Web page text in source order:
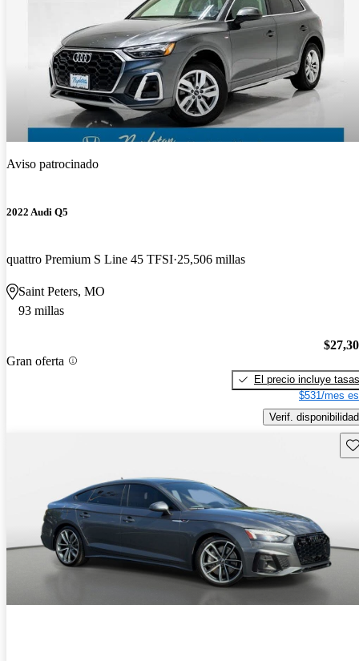
Aviso patrocinado
2022 Audi Q5
quattro Premium S Line 45 TFSI 25,506 millas
Saint Peters, MO
93 millas
Gran oferta
El precio incluye tasas
$531/mes
Verif. disponibilidad